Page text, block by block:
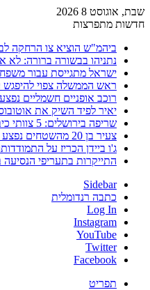
שבת, אוגוסט 8 2026
חדשות מתפרצות
ביהמ"ש הוציא צו הרחקה
נתניהו בבשורה ברורה: לא
ישראל מתגייסת עבור
ראש הממשלה צפוי להיפגש
רוכב אופניים חשמליים
יאיר לפיד השיק את
שריפה בירושלים: 5 צוותי כיבוי והצלה פועלים כעת במקום
צעיר בן 20 מהשטחים נפצע הלילה באורח בינוני מירי ברחוב הנשיא וייצמן בחדרה
ג'ו ביידן הכריז על
התייקרות בתעריפי הנסיעה
Sidebar
כתבה רנדומלית
Log In
Instagram
YouTube
Twitter
Facebook
תפריט